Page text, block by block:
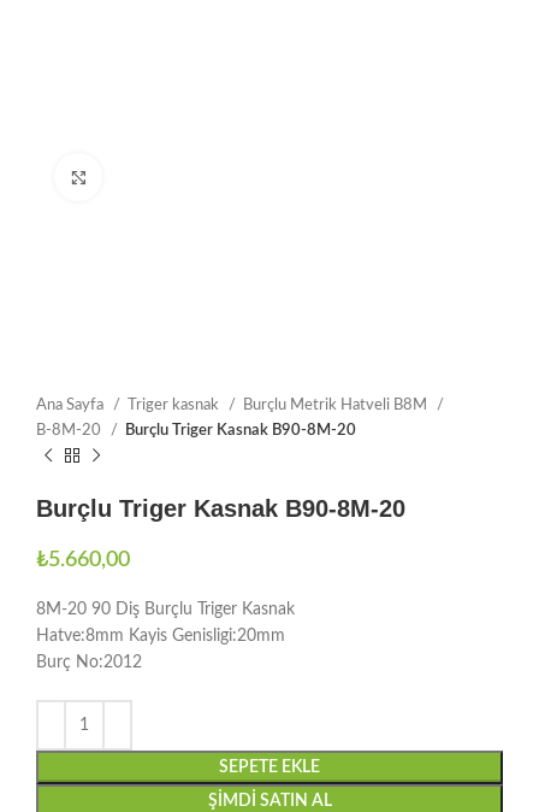
Ana Sayfa Triger kasnak
Burçlu Metrik Hatveli B8M
B-8M-20
Burçlu Triger Kasnak B90-8M-20
Burçlu Triger Kasnak B90-8M-20
₺5.660,00
8M-20 90 Diş Burçlu Triger Kasnak
Hatve:8mm Kayis Genisligi:20mm
Burç No:2012
SEPETE EKLE
ŞIMDI SATIN AL